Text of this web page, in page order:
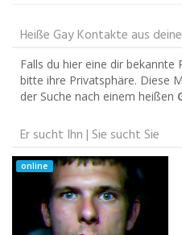
Heiße Gay Kontakte aus
Falls du hier eine dir bekannte
bitte ihre Privatsphäre. Diese
der Suche nach einem heißen
Er sucht Ihn | Sie sucht Sie
online